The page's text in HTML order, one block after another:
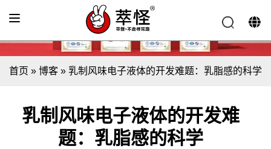
首页 » 博客 » 乳制风味电子液体的开发难题：乳脂感的科学
乳制风味电子液体的开发难
题：乳脂感的科学